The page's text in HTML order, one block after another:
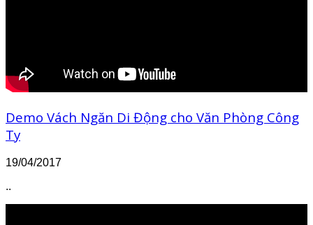
Demo Vách Ngăn Di Động cho Văn Phòng Công
Ty
19/04/2017
..